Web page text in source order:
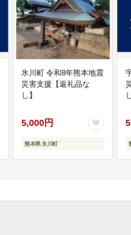
氷川町 令和8年熊本地震
災害支援【返礼品な
し】
5,000円
熊本県 氷川町